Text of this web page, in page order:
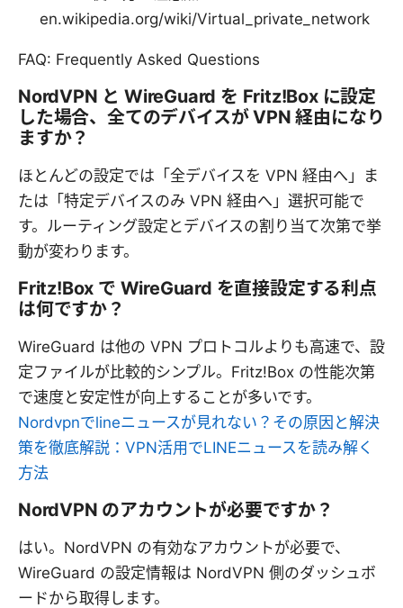
en.wikipedia.org/wiki/Virtual_private_network
FAQ: Frequently Asked Questions
NordVPN と WireGuard を Fritz!Box に設定
した場合、全てのデバイスが VPN 経由になり
ますか？
ほとんどの設定では「全デバイスを VPN 経由へ」ま
たは「特定デバイスのみ VPN 経由へ」選択可能で
す。ルーティング設定とデバイスの割り当て次第で挙
動が変わります。
Fritz!Box で WireGuard を直接設定する利点
は何ですか？
WireGuard は他の VPN プロトコルよりも高速で、設
定ファイルが比較的シンプル。Fritz!Box の性能次第
で速度と安定性が向上することが多いです。
Nordvpnでlineニュースが見れない？その原因と解決
策を徹底解説：VPN活用でLINEニュースを読み解く
方法
NordVPN のアカウントが必要ですか？
はい。NordVPN の有効なアカウントが必要で、
WireGuard の設定情報は NordVPN 側のダッシュボ
ードから取得します。